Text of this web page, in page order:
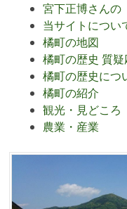
宮下正博さんの
当サイトについ
橘町の地図
橘町の歴史 質
橘町の歴史につ
橘町の紹介
観光・見どころ
農業・産業